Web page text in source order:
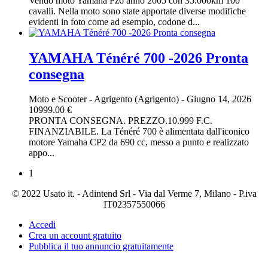
cavalli. Nella moto sono state apportate diverse modifiche
evidenti in foto come ad esempio, codone d...
YAMAHA Ténéré 700 -2026 Pronta
consegna
Moto e Scooter-Agrigento (Agrigento) - Giugno 14, 2026
10999.00 €
PRONTA CONSEGNA. PREZZO.10.999 F.C.
FINANZIABILE. La Ténéré 700 è alimentata dall'iconico
motore Yamaha CP2 da 690 cc, messo a punto e realizzato
appo...
1
© 2022 Usato it. - Adintend Srl - Via dal Verme 7, Milano - P.iva
IT02357550066
Accedi
Crea un account gratuito
Pubblica il tuo annuncio gratuitamente